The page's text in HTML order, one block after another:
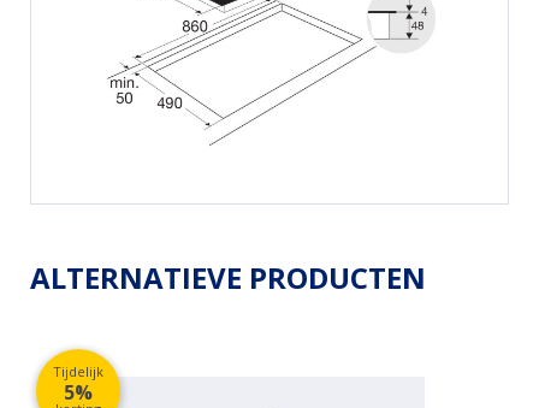
ALTERNATIEVE PRODUCTEN
Tijdelijk
5%